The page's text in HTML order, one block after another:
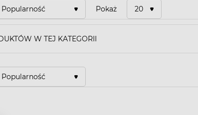
Popularność Pokaż 20
W TEJ KATEGORII
Popularność